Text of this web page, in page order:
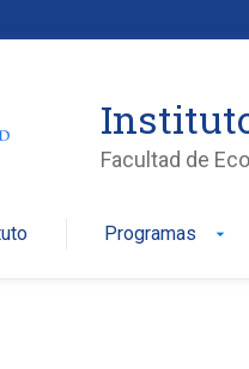
Facultad de
Programas arrow_drop_down